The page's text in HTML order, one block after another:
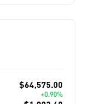
$64,575.00
+0.90%